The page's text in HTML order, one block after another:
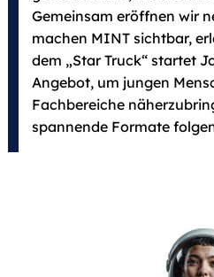
Gemeinsam eröffnen wir
machen MINT sichtbar,
dem „Star Truck“ startet
Angebot, um jungen
Fachbereiche
spannende Formate